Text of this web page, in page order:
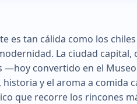
es tan cálida como los
La ciudad capital,
—hoy convertido en el Museo
y el aroma a comida
que recorre los rincones